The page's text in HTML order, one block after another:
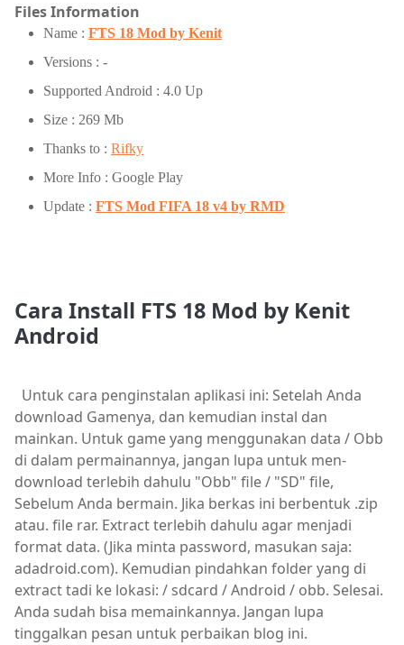
Files Information
Name : FTS 18 Mod by Kenit
Versions : -
Supported Android : 4.0 Up
Size : 269 Mb
Thanks to : Rifky
More Info : Google Play
Update : FTS Mod FIFA 18 v4 by RMD
Cara Install FTS 18 Mod by Kenit
Android
Untuk cara penginstalan aplikasi ini: Setelah Anda
download Gamenya, dan kemudian instal dan
mainkan. Untuk game yang menggunakan data / Obb
di dalam permainannya, jangan lupa untuk men-
download terlebih dahulu "Obb" file / "SD" file,
Sebelum Anda bermain. Jika berkas ini berbentuk .zip
atau. file rar. Extract terlebih dahulu agar menjadi
format data. (Jika minta password, masukan saja:
adadroid.com). Kemudian pindahkan folder yang di
extract tadi ke lokasi: / sdcard / Android / obb. Selesai.
Anda sudah bisa memainkannya. Jangan lupa
tinggalkan pesan untuk perbaikan blog ini.